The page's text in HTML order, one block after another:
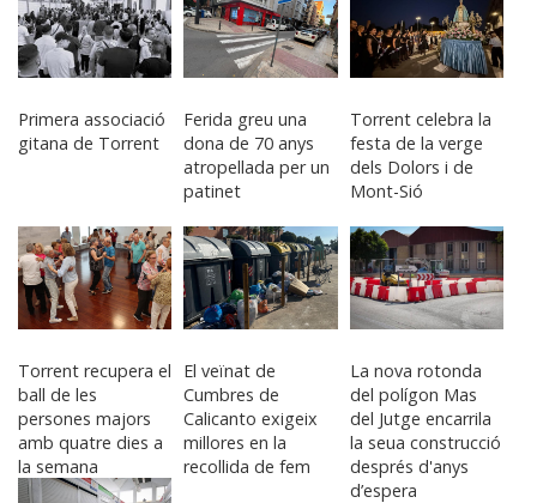
Primera associació
gitana de Torrent
Ferida greu una
dona de 70 anys
atropellada per un
patinet
Torrent celebra la
festa de la verge
dels Dolors i de
Mont-Sió
Torrent recupera el
ball de les
persones majors
amb quatre dies a
la semana
El veïnat de
Cumbres de
Calicanto exigeix
millores en la
recollida de fem
La nova rotonda
del polígon Mas
del Jutge encarrila
la seua construcció
després d'anys
d’espera